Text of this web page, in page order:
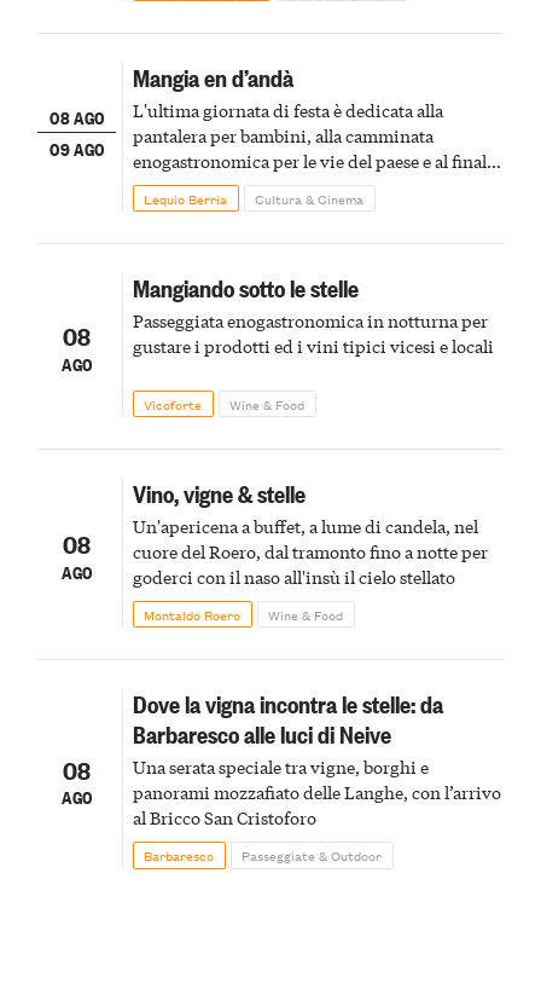
08 AGO
09 AGO
Mangia en d’andà
L'ultima giornata di festa è dedicata alla
pantalera per bambini, alla camminata
enogastronomica per le vie del paese e al finale
pirotecnico
Lequio Berria Cultura & Cinema
08
AGO
Mangiando sotto le stelle
Passeggiata enogastronomica in notturna per
gustare i prodotti ed i vini tipici vicesi e locali
Vicoforte Wine & Food
08
AGO
Vino, vigne & stelle
Un'apericena a buffet, a lume di candela, nel
cuore del Roero, dal tramonto fino a notte per
goderci con il naso all'insù il cielo stellato
Montaldo Roero Wine & Food
08
AGO
Dove la vigna incontra le stelle: da
Barbaresco alle luci di Neive
Una serata speciale tra vigne, borghi e
panorami mozzafiato delle Langhe, con l’arrivo
al Bricco San Cristoforo
Barbaresco Passeggiate & Outdoor